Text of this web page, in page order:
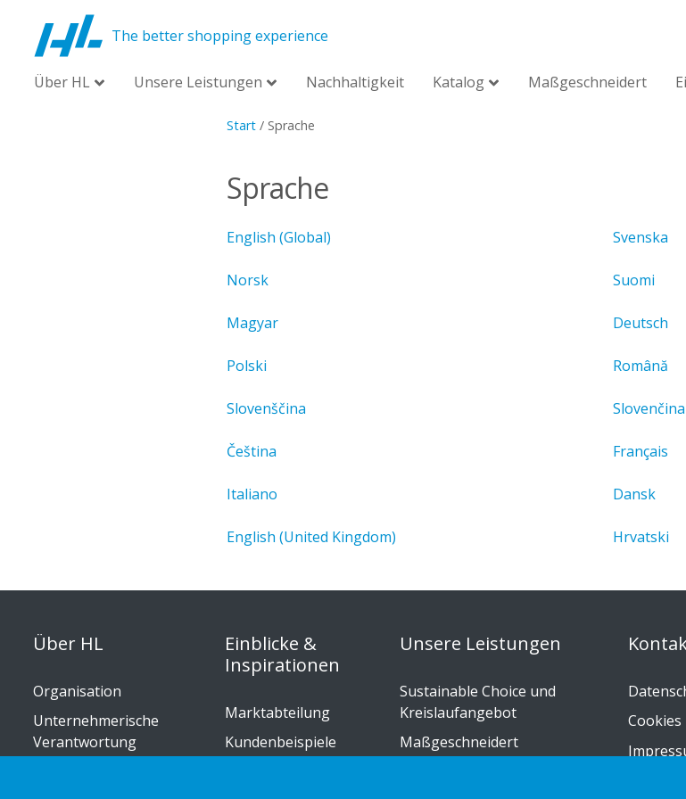
The better shopping experience
Über HL Unsere Leistungen Nachhaltigkeit Katalog Maßgeschneidert
Start/ Sprache
Sprache
English (Global) Svenska
Norsk Suomi
Magyar Deutsch
Polski Română
Slovenščina Slovenčina
Čeština Français
Italiano Dansk
English (United Kingdom) Hrvatski
Über HL
Organisation
Unternehmerische
Verantwortung
Einblicke &
Inspirationen
Marktabteilung
Kundenbeispiele
Unsere Leistungen
Sustainable Choice und
Kreislaufangebot
Maßgeschneidert
Cookies